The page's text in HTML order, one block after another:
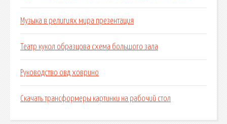
Музыка в религиях мира презентация
Театр кукол образцова схема большого зала
Руководство овд ховрино
Скачать трансформеры картинки на рабочий стол